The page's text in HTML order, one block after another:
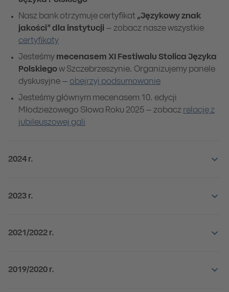
Nasz bank otrzymuje certyfikat „Językowy znak
jakości” dla instytucji – zobacz nasze wszystkie
certyfikaty
Jesteśmy mecenasem XI Festiwalu Stolica Języka
Polskiego w Szczebrzeszynie. Organizujemy panele
dyskusyjne – obejrzyj podsumowanie
Jesteśmy głównym mecenasem 10. edycji
Młodzieżowego Słowa Roku 2025 – zobacz relację z
jubileuszowej gali
2024 r.
2023 r.
2021/2022 r.
2019/2020 r.